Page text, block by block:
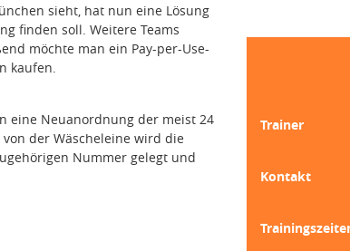
sieht, hat nun eine Lösung
finden soll. Weitere Teams
möchte man ein Pay-per-Use-
kaufen.
eine Neuanordnung der meist 24
der Wäscheleine wird die
Nummer gelegt und
Trainer
Kontakt